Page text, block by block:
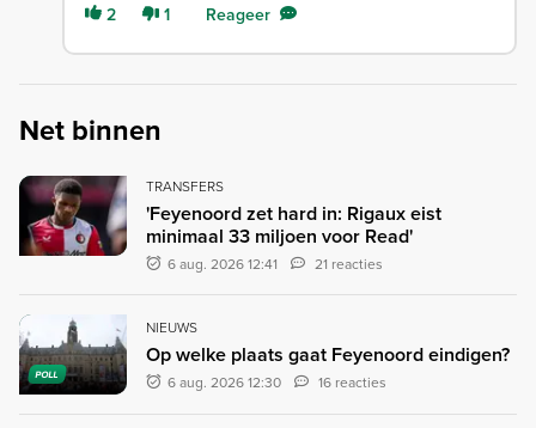
2 1 Reageer
Net binnen
TRANSFERS
'Feyenoord zet hard in: Rigaux eist
minimaal 33 miljoen voor Read'
6 aug. 2026 12:41 21 reacties
POLL
NIEUWS
Op welke plaats gaat Feyenoord eindigen?
6 aug. 2026 12:30 16 reacties